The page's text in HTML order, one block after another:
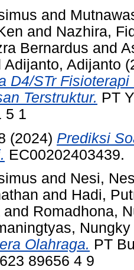
and
and Nazhira,
Bernardus and
Adijanto, Adijanto
D4/STr
Terstruktur. PT
5 1
(2024) Prediksi
EC00202403439.
and Nesi,
and Hadi,
and Romadhona,
Nungky
Olahraga. PT
89656 4 9